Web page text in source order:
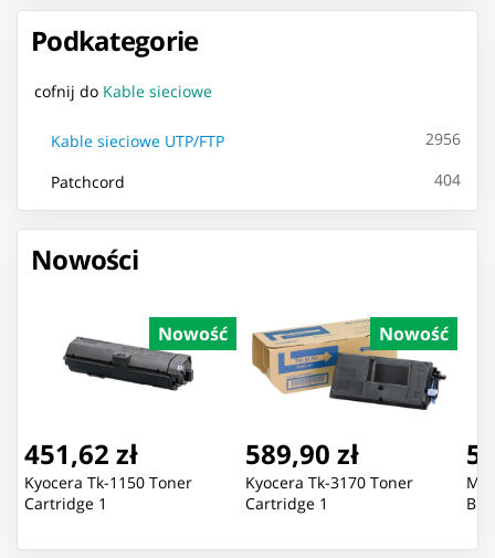
Podkategorie
cofnij do Kable sieciowe
Kable sieciowe UTP/FTP 2956
Patchcord 404
Nowości
Nowość
451,62 zł
Kyocera Tk-1150 Toner
Cartridge 1
Nowość
589,90 zł
Kyocera Tk-3170 Toner
Cartridge 1